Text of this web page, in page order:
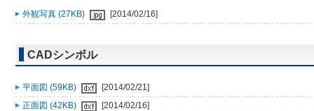
外観写真 (27KB) [2014/02/16]
CADシンボル
平面図 (59KB)
[2014/02/21]
正面図 (42KB)
[2014/02/16]